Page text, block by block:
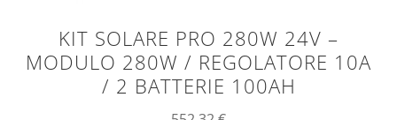
KIT SOLARE PRO 280W 24V –
MODULO 280W / REGOLATORE 10A
/ 2 BATTERIE 100AH